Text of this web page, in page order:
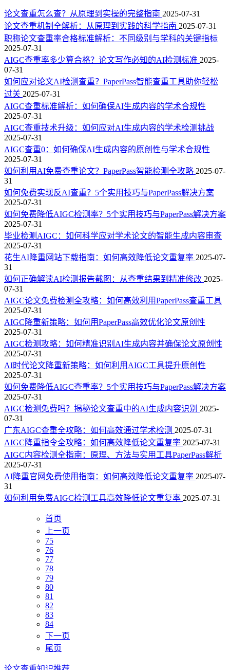
论文查重怎么查？从原理到实操的完整指南 2025-07-31
论文查重机制全解析：从原理到实践的科学指南 2025-07-31
职称论文查重率合格标准解析：不同级别与学科的关键指标
2025-07-31
AIGC查重率多少算合格？论文写作必知的AI检测标准 2025-
07-31
如何应对论文AI检测查重？PaperPass智能查重工具助你轻松
过关 2025-07-31
AIGC查重标准解析：如何确保AI生成内容的学术合规性
2025-07-31
AIGC查重技术升级：如何应对AI生成内容的学术检测挑战
2025-07-31
AIGC查重0：如何确保AI生成内容的原创性与学术合规性
2025-07-31
如何利用AI免费查重论文？PaperPass智能检测全攻略 2025-07-
31
如何免费实现反AI查重？5个实用技巧与PaperPass解决方案
2025-07-31
如何免费降低AIGC检测率？5个实用技巧与PaperPass解决方案
2025-07-31
毕业检测AIGC：如何科学应对学术论文的智能生成内容审查
2025-07-31
花生AI降重网站下载指南：如何高效降低论文重复率 2025-07-
31
如何正确解读AI检测报告截图：从查重结果到精准修改 2025-
07-31
AIGC论文免费检测全攻略：如何高效利用PaperPass查重工具
2025-07-31
AIGC降重新策略：如何用PaperPass高效优化论文原创性
2025-07-31
AIGC检测攻略：如何精准识别AI生成内容并确保论文原创性
2025-07-31
AI时代论文降重新策略：如何利用AIGC工具提升原创性
2025-07-31
如何免费降低AIGC查重率？5个实用技巧与PaperPass解决方案
2025-07-31
AIGC检测免费吗？揭秘论文查重中的AI生成内容识别 2025-
07-31
广东AIGC查重全攻略：如何高效通过学术检测 2025-07-31
AIGC降重指令全攻略：如何高效降低论文重复率 2025-07-31
AIGC内容检测全指南：原理、方法与实用工具PaperPass解析
2025-07-31
AI降重官网免费使用指南：如何高效降低论文重复率 2025-07-
31
如何利用免费AIGC检测工具高效降低论文重复率 2025-07-31
首页
上一页
75
76
77
78
79
80
81
82
83
84
下一页
尾页